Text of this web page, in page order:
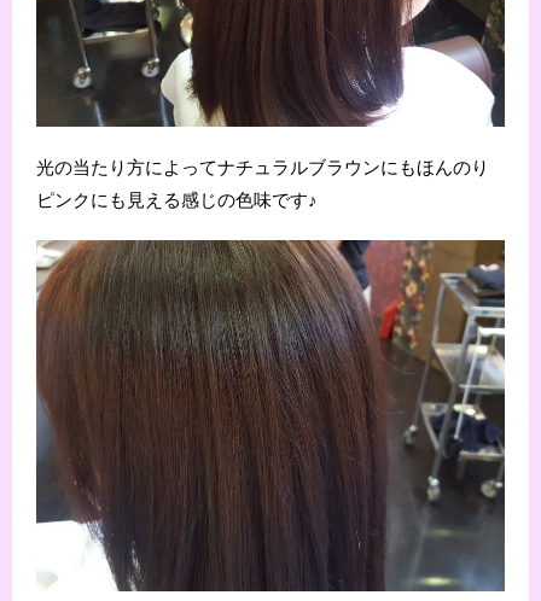
光の当たり方によってナチュラルブラウンにもほんのり
ピンクにも見える感じの色味です♪